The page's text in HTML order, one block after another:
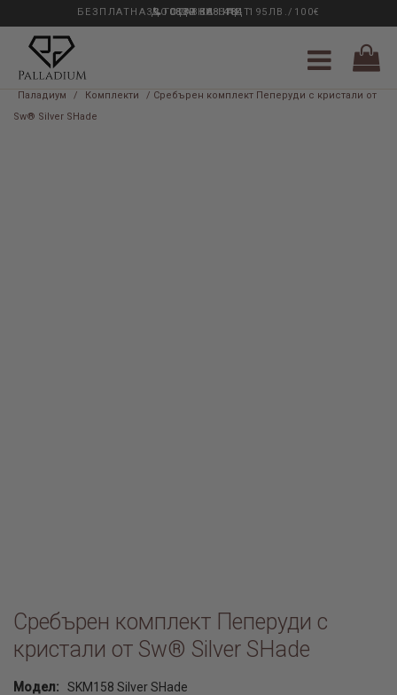
33 ГОДИНИ ОПИТ
БЕЗПЛАТНА ДОСТАВКА НАД 195ЛВ./100€
0889 888 484
Паладиум / Комплекти
/ Сребърен комплект Пеперуди с кристали от
Sw® Silver SHade
Сребърен комплект Пеперуди с
кристали от Sw® Silver SHade
Модел: SKM158 Silver SHade